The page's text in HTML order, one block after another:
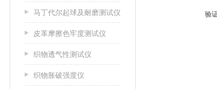
马丁代尔起球及耐磨测试仪
皮革摩擦色牢度测试仪
织物透气性测试仪
织物胀破强度仪
验